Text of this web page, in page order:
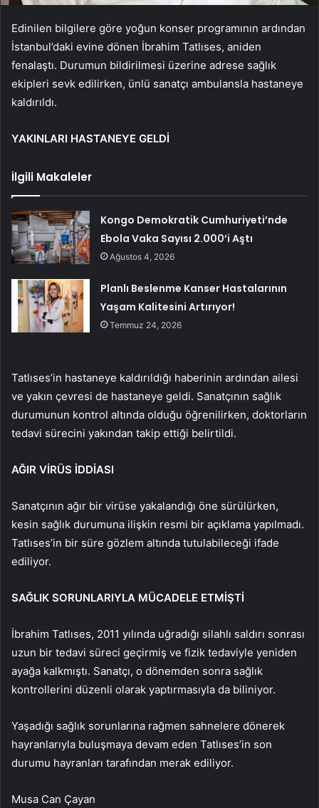
Edinilen bilgilere göre yoğun konser programının ardından
İstanbul’daki evine dönen İbrahim Tatlıses, aniden
fenalaştı. Durumun bildirilmesi üzerine adrese sağlık
ekipleri sevk edilirken, ünlü sanatçı ambulansla hastaneye
kaldırıldı.
YAKINLARI HASTANEYE GELDİ
İlgili Makaleler
Kongo Demokratik Cumhuriyeti’nde
Ebola Vaka Sayısı 2.000’i Aştı
Ağustos 4, 2026
Planlı Beslenme Kanser Hastalarının
Yaşam Kalitesini Artırıyor!
Temmuz 24, 2026
Tatlıses’in hastaneye kaldırıldığı haberinin ardından ailesi
ve yakın çevresi de hastaneye geldi. Sanatçının sağlık
durumunun kontrol altında olduğu öğrenilirken, doktorların
tedavi sürecini yakından takip ettiği belirtildi.
AĞIR VİRÜS İDDİASI
Sanatçının ağır bir virüse yakalandığı öne sürülürken,
kesin sağlık durumuna ilişkin resmi bir açıklama yapılmadı.
Tatlıses’in bir süre gözlem altında tutulabileceği ifade
ediliyor.
SAĞLIK SORUNLARIYLA MÜCADELE ETMİŞTİ
İbrahim Tatlıses, 2011 yılında uğradığı silahlı saldırı sonrası
uzun bir tedavi süreci geçirmiş ve fizik tedaviyle yeniden
ayağa kalkmıştı. Sanatçı, o dönemden sonra sağlık
kontrollerini düzenli olarak yaptırmasıyla da biliniyor.
Yaşadığı sağlık sorunlarına rağmen sahnelere dönerek
hayranlarıyla buluşmaya devam eden Tatlıses’in son
durumu hayranları tarafından merak ediliyor.
Musa Can Çayan